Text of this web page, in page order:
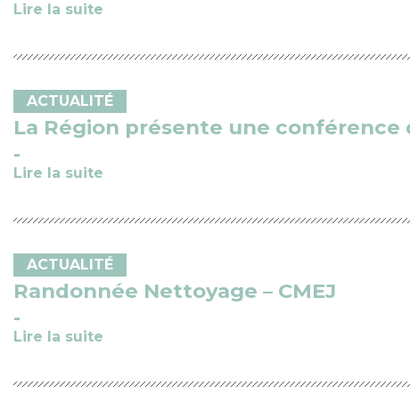
Lire la suite
ACTUALITÉ
La Région présente une
Lire la suite
ACTUALITÉ
Randonnée Nettoyage – CMEJ
Lire la suite